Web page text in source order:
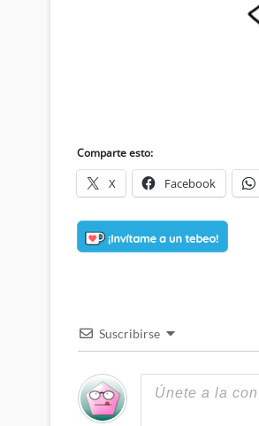
Comparte esto:
X Facebook
Suscribirse